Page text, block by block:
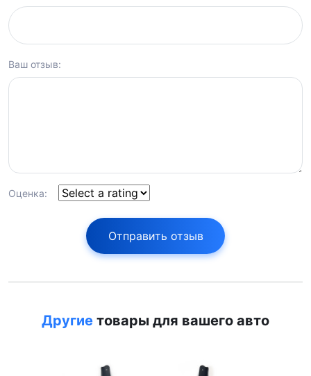
Ваш отзыв:
Оценка:
Отправить отзыв
Другие товары для вашего авто